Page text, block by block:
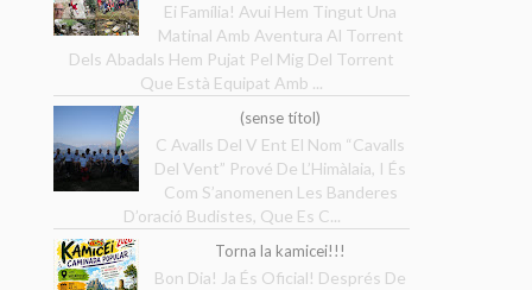
Ei Família! Avui Hem Tingut Una
Matinal Amb Aventura Al Torrent
Dels Abadals Hem Pujat Pel Mig Del Torrent
Que Està Equipat Amb ...
(sense títol)
C Avalls Del V Ent El Nom “Cavalls
Del Vent” Prové De L’Himàlaia, I És
Com S’anomenen Les Banderes
D’oració Budistes, Que Es C...
Torna la kamicei!!!
Bon Dia! Ja És Oficial! Després De